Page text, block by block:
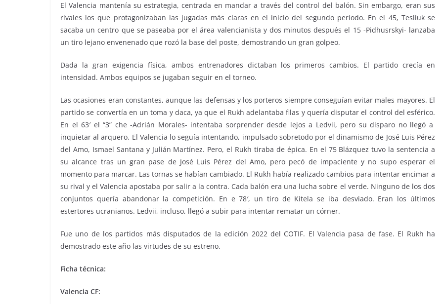
El Valencia mantenía su estrategia, centrada en mandar a través del control del balón. Sin embargo, eran sus
rivales los que protagonizaban las jugadas más claras en el inicio del segundo período. En el 45, Tesliuk se
sacaba un centro que se paseaba por el área valencianista y dos minutos después el 15 -Pidhusrskyi- lanzaba
un tiro lejano envenenado que rozó la base del poste, demostrando un gran golpeo.
Dada la gran exigencia física, ambos entrenadores dictaban los primeros cambios. El partido crecía en
intensidad. Ambos equipos se jugaban seguir en el torneo.
Las ocasiones eran constantes, aunque las defensas y los porteros siempre conseguían evitar males mayores. El
partido se convertía en un toma y daca, ya que el Rukh adelantaba filas y quería disputar el control del esférico.
En el 63′ el “3” che -Adrián Morales- intentaba sorprender desde lejos a Ledvii, pero su disparo no llegó a
inquietar al arquero. El Valencia lo seguía intentando, impulsado sobretodo por el dinamismo de José Luis Pérez
del Amo, Ismael Santana y Julián Martínez. Pero, el Rukh tiraba de épica. En el 75 Blázquez tuvo la sentencia a
su alcance tras un gran pase de José Luis Pérez del Amo, pero pecó de impaciente y no supo esperar el
momento para marcar. Las tornas se habían cambiado. El Rukh había realizado cambios para intentar encimar a
su rival y el Valencia apostaba por salir a la contra. Cada balón era una lucha sobre el verde. Ninguno de los dos
conjuntos quería abandonar la competición. En e 78′, un tiro de Kitela se iba desviado. Eran los últimos
estertores ucranianos. Ledvii, incluso, llegó a subir para intentar rematar un córner.
Fue uno de los partidos más disputados de la edición 2022 del COTIF. El Valencia pasa de fase. El Rukh ha
demostrado este año las virtudes de su estreno.
Ficha técnica:
Valencia CF: